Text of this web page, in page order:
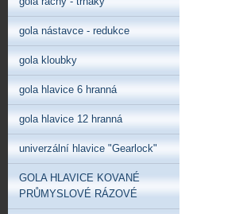
gola nástavce - redukce
gola kloubky
gola hlavice 6 hranná
gola hlavice 12 hranná
univerzální hlavice "Gearlock"
GOLA HLAVICE KOVANÉ
PRŮMYSLOVÉ RÁZOVÉ